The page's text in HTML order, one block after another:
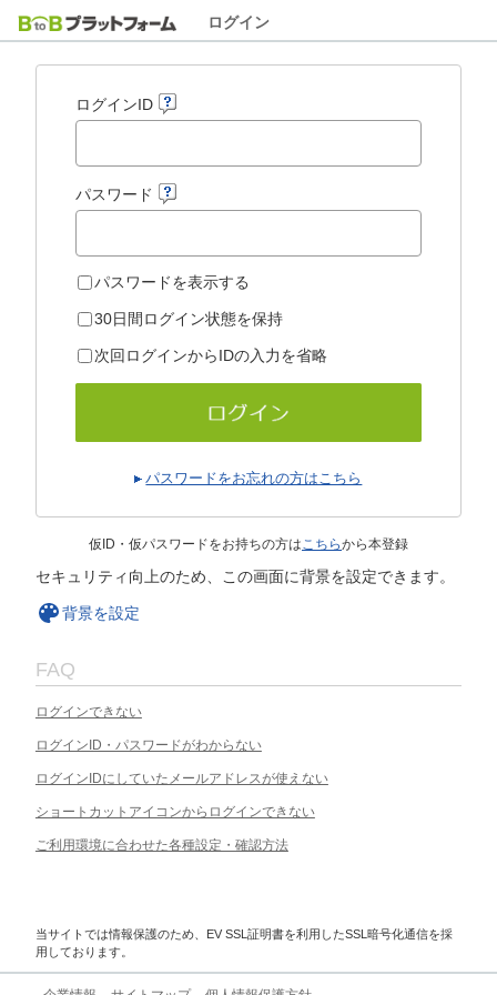
ログイン
ログインID
パスワード
パスワードを表示する
30日間ログイン状態を保持
次回ログインからIDの入力を省略
パスワードをお忘れの方はこちら
仮ID・仮パスワードをお持ちの方はこちらから本登録
セキュリティ向上のため、この画面に背景を設定できます。
背景を設定
FAQ
ログインできない
ログインID・パスワードがわからない
ログインIDにしていたメールアドレスが使えない
ショートカットアイコンからログインできない
ご利用環境に合わせた各種設定・確認方法
当サイトでは情報保護のため、EV SSL証明書を利用したSSL暗号化通信を採
用しております。